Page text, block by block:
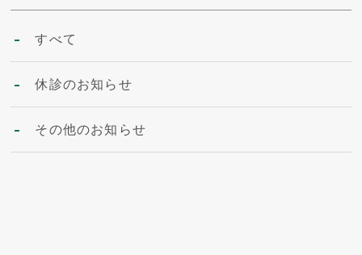
すべて
休診のお知らせ
その他のお知らせ